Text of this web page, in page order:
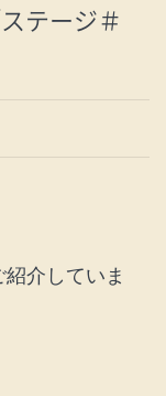
テージ＃
介していま